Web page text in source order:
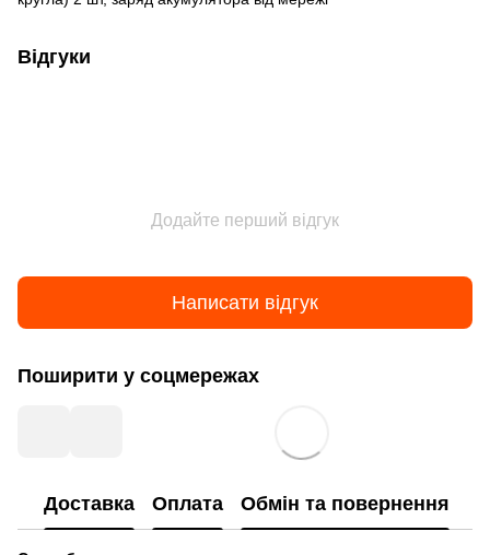
Відгуки
Додайте перший відгук
Написати відгук
Поширити у соцмережах
Доставка Оплата Обмін та повернення